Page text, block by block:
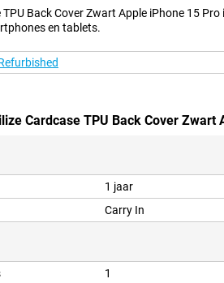
TPU Back Cover Zwart Apple iPhone 15
en tablets.
Cardcase TPU Back Cover Zwart
1 jaar
Carry In
1